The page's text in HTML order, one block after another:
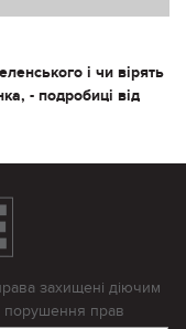
і чи вірять
- подробиці від
захищені діючим
порушення прав